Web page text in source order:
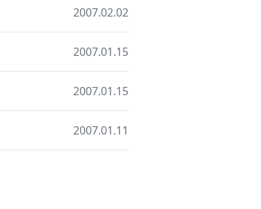
2007.02.02
2007.01.15
2007.01.15
2007.01.11